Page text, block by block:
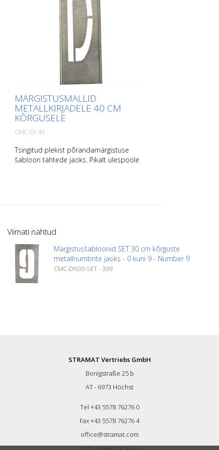
MÄRGISTUSMALLID
METALLKIRJADELE 40 CM
KÕRGUSELE
CMC-DL40
Tsingitud plekist põrandamärgistuse
šabloon tähtede jaoks. Pikalt ülespoole
Viimati nähtud
Märgistusšabloonid SET 30 cm kõrguste
metallnumbrite jaoks - 0 kuni 9 - Number 9
CMC-DN30-SET - 309
STRAMAT Vertriebs GmbH
Bonigstraße 25 b
AT - 6973 Höchst
Tel +43 5578 76276 0
Fax +43 5578 76276 4
office@stramat.com
http://www.rmcd.eu